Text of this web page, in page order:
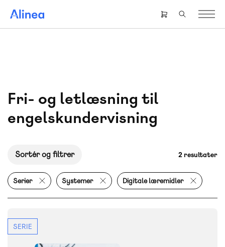
hovedindhold
Header
right
Fri- og letlæsning til
engelskundervisning
Sortér og filtrer
Serier Systemer Digitale læremidler
2 resultater
SERIE